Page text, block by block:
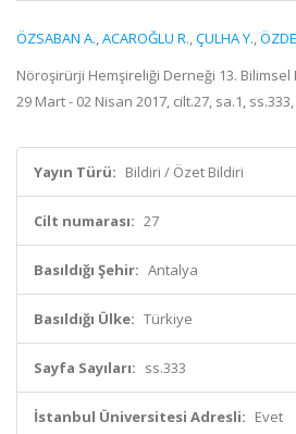
ÖZSABAN A.,ACAROĞLU R.,ÇULHA Y.,
Nöroşirürji Hemşireliği Derneği 13.
29 Mart - 02 Nisan 2017, cilt.27, sa.1,
Yayın Türü: Bildiri / Özet Bildiri
Cilt numarası: 27
Basıldığı Şehir: Antalya
Basıldığı Ülke: Türkiye
Sayfa Sayıları: ss.333
İstanbul Üniversitesi Adresli: Evet